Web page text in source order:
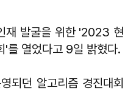
기
재 발굴을 위한 '2023 현
'를 열었다고 9일 밝혔다.
되던 알고리즘 경진대회